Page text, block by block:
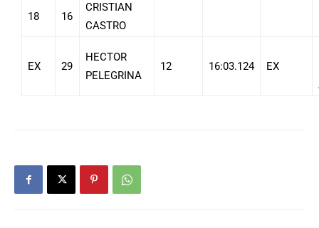
18 16
CRISTIAN
CASTRO
EX 29
HECTOR
PELEGRINA
12 16:03.124 EX